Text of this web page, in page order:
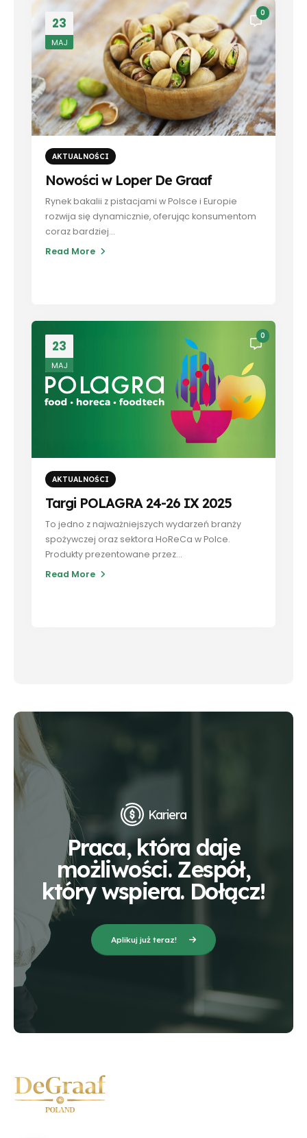
23
MAJ
0
AKTUALNOŚCI
Nowości w Loper De Graaf
Rynek bakalii z pistacjami w Polsce i Europie
rozwija się dynamicznie, oferując konsumentom
coraz bardziej...
Read More
23
MAJ
0
AKTUALNOŚCI
Targi POLAGRA 24-26 IX 2025
To jedno z najważniejszych wydarzeń branży
spożywczej oraz sektora HoReCa w Polce.
Produkty prezentowane przez...
Read More
Kariera
Praca, która daje
możliwości. Zespół,
który wspiera. Dołącz!
Aplikuj już teraz!